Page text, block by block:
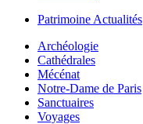
Patrimoine Actualités
Archéologie
Cathédrales
Mécénat
Notre-Dame de Paris
Sanctuaires
Voyages